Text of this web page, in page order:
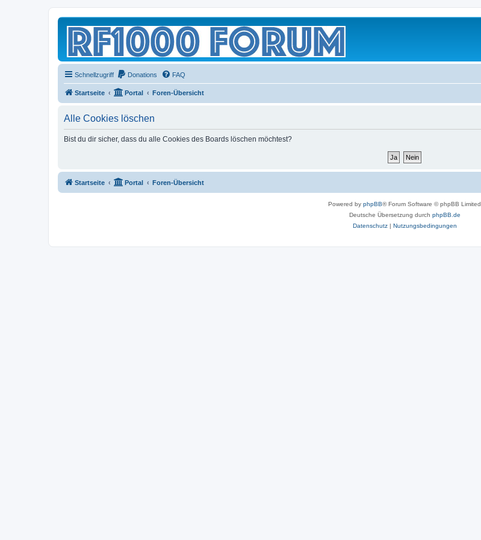
Schnellzugriff Donations FAQ
Startseite Portal Foren-Übersicht
Alle Cookies löschen
Bist du dir sicher, dass du alle Cookies des Boards löschen möchtest?
Startseite Portal Foren-Übersicht
Powered by phpBB® Forum Software © phpBB Limited
Deutsche Übersetzung durch phpBB.de
Datenschutz| Nutzungsbedingungen